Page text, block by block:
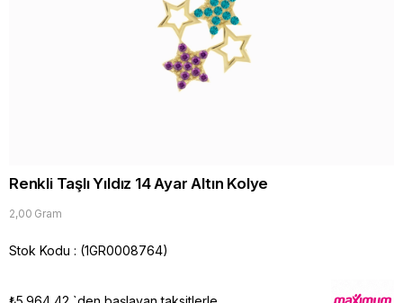
Renkli Taşlı Yıldız 14 Ayar Altın Kolye
2,00 Gram
Stok Kodu (1GR0008764)